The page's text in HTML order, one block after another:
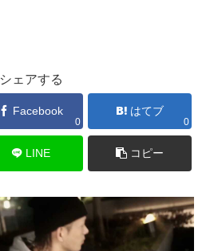
シェアする
Facebook
0
はてブ
0
LINE コピー